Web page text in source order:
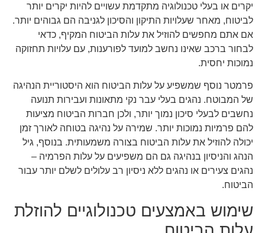
יקרים או בעלי טכנולוגיה מתקדמת עשויים להיות יקרים יותר
לביטוח, מאחר שעלויות התיקון והסיכון לגניבה הם גבוהים יותר.
אם אתם מחפשים להוזיל את עלות הביטוח המקיף, כדאי
לבחור ברכב שאינו נחשב למועד לפורענות, עם עלויות תחזוקה
נמוכות יחסית.
פרמטר נוסף שמשפיע על עלות הביטוח הוא היסטוריית הנהיגה
של המבוטח. נהגים בעלי עבר נקי מתאונות ועבירות תנועה
נחשבים לבעלי סיכון נמוך יותר, ולכן חברות הביטוח מציעות
להם פרמיות נמוכות יותר. שמירה על נהיגה בטוחה לאורך זמן
יכולה להוזיל את עלות הביטוח בצורה משמעותית. בנוסף, גיל
הנהג והניסיון בנהיגה גם הם משפיעים על עלות הפרמיה –
נהגים צעירים או נהגים ללא ניסיון רב עלולים לשלם יותר עבור
הביטוח.
שימוש באמצעים טכנולוגיים להוזלת